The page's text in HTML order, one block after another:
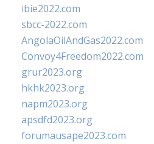
ibie2022.com
sbcc-2022.com
AngolaOilAndGas2022.com
Convoy4Freedom2022.com
grur2023.org
hkhk2023.org
napm2023.org
apsdfd2023.org
forumausape2023.com